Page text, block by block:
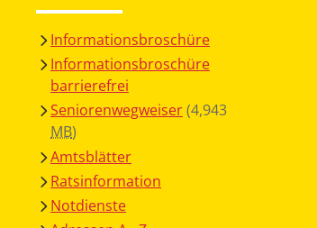
Informationsbroschüre
Informationsbroschüre
barrierefrei
Seniorenwegweiser(4,943
MB)
Amtsblätter
Ratsinformation
Notdienste